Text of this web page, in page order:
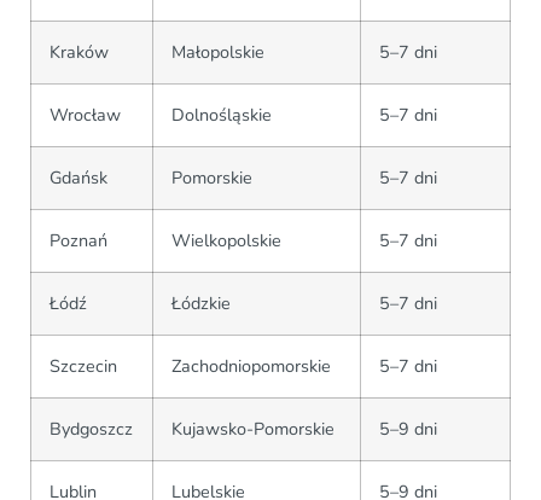
Kraków Małopolskie 5–7 dni
Wrocław Dolnośląskie 5–7 dni
Gdańsk Pomorskie 5–7 dni
Poznań Wielkopolskie 5–7 dni
Łódź Łódzkie 5–7 dni
Szczecin Zachodniopomorskie 5–7 dni
Bydgoszcz Kujawsko-Pomorskie 5–9 dni
Lublin Lubelskie 5–9 dni